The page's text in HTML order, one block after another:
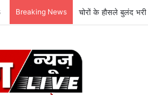
Breaking News चोरों के हौसले बुलंद भरी